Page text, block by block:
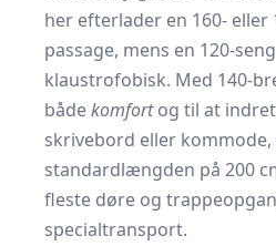
her efterlader en 160- eller
passage, mens en 120-
klaustrofobisk. Med 140-
bådekomfortog til at
skrivebord eller
standardlængden på 200
fleste døre og
specialtransport.